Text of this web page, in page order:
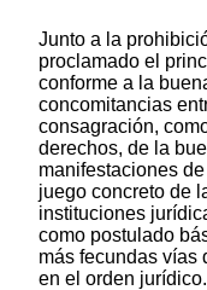
Junto a la
proclamado el
conforme a la
concomitancias
consagración,
derechos, de la
manifestaciones
juego concreto de
instituciones
como postulado
más fecundas vías
en el orden jurídico.